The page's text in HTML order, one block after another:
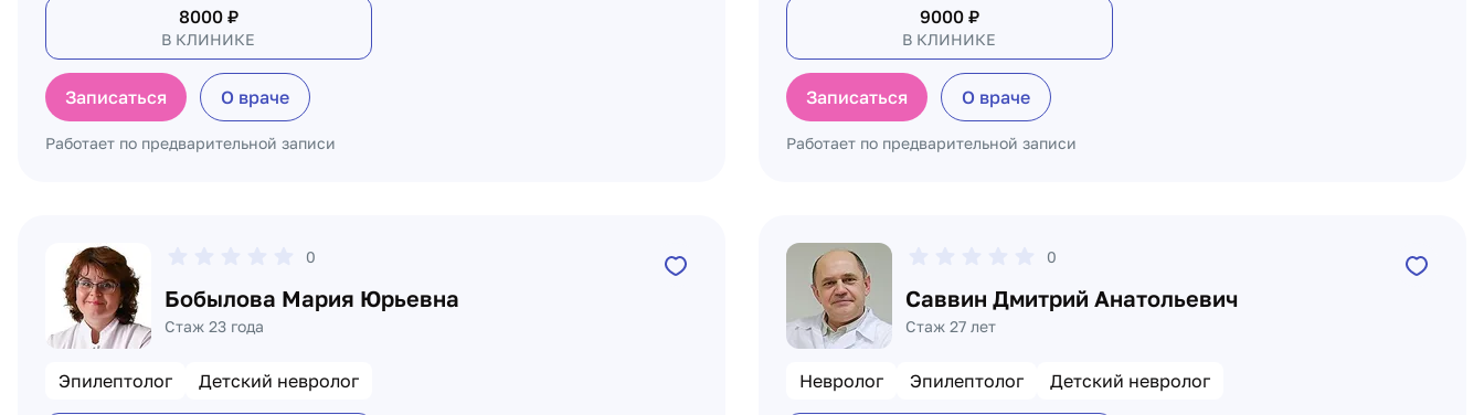
8000₽
В КЛИНИКЕ
Записаться О враче
Работает по предварительной записи
9000₽
В КЛИНИКЕ
Записаться О враче
Работает по предварительной записи
0
Бобылова Мария Юрьевна
Стаж 23 года
Эпилептолог Детский невролог
0
Саввин Дмитрий Анатольевич
Стаж 27 лет
Невролог Эпилептолог Детский невролог